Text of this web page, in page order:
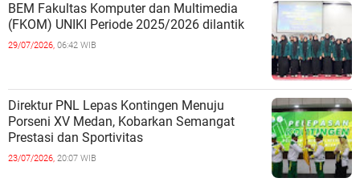
BEM Fakultas Komputer dan Multimedia
(FKOM) UNIKI Periode 2025/2026 dilantik
29/07/2026, 06:42 WIB
Direktur PNL Lepas Kontingen Menuju
Porseni XV Medan, Kobarkan Semangat
Prestasi dan Sportivitas
23/07/2026, 20:07 WIB